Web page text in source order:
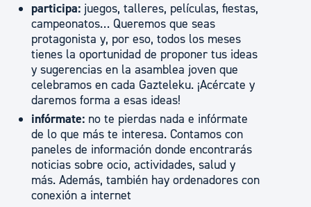
participa: juegos, talleres, películas, fiestas,
campeonatos… Queremos que seas
protagonista y, por eso, todos los meses
tienes la oportunidad de proponer tus ideas
y sugerencias en la asamblea joven que
celebramos en cada Gazteleku. ¡Acércate y
daremos forma a esas ideas!
infórmate: no te pierdas nada e infórmate
de lo que más te interesa. Contamos con
paneles de información donde encontrarás
noticias sobre ocio, actividades, salud y
más. Además, también hay ordenadores con
conexión a internet